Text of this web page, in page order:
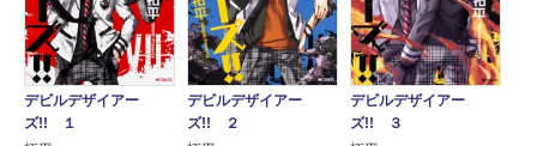
デビルデザイアー
ズ!! １
デビルデザイアー
ズ!! ２
デビルデザイアー
ズ!! ３